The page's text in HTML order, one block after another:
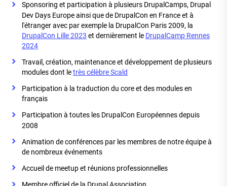
Sponsoring et participation à plusieurs DrupalCamps, Drupal
Dev Days Europe ainsi que de DrupalCon en France et à
l'étranger avec par exemple la DrupalCon Paris 2009, la
DrupalCon Lille 2023 et dernièrement le DrupalCamp Rennes
2024
Travail, création, maintenance et développement de plusieurs
modules dont letrès célèbre Scald
Participation à la traduction du core et des modules en
français
Participation à toutes les DrupalCon Européennes depuis
2008
Animation de conférences par les membres de notre équipe à
de nombreux événements
Accueil de meetup et réunions professionnelles